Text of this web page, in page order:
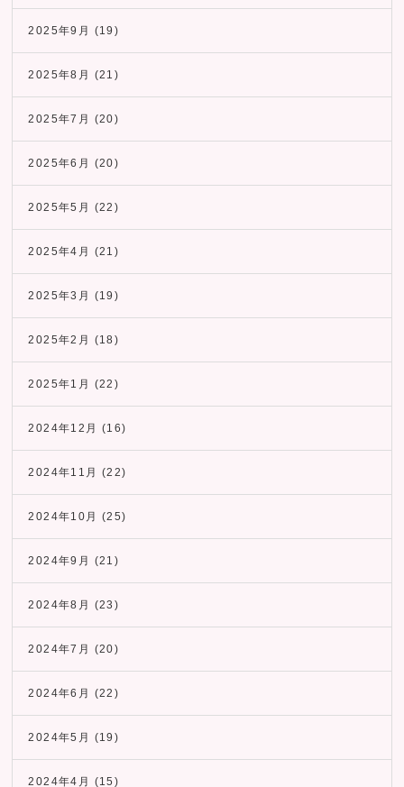
2025年9月 (19)
2025年8月 (21)
2025年7月 (20)
2025年6月 (20)
2025年5月 (22)
2025年4月 (21)
2025年3月 (19)
2025年2月 (18)
2025年1月 (22)
2024年12月 (16)
2024年11月 (22)
2024年10月 (25)
2024年9月 (21)
2024年8月 (23)
2024年7月 (20)
2024年6月 (22)
2024年5月 (19)
2024年4月 (15)